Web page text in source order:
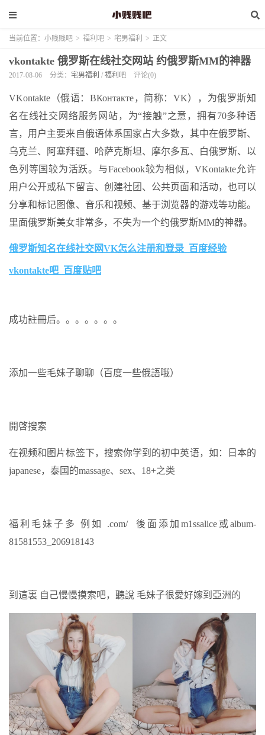
当前位置： 小贱贱吧 > 福利吧 > 宅男福利 > 正文
vkontakte 俄罗斯在线社交网站 约俄罗斯MM的神器
2017-08-06 分类： 宅男福利 / 福利吧 评论(0)
VKontakte（俄语：ВКонтакте，简称：VK），为俄罗斯知
名在线社交网络服务网站，为“接触”之意，拥有70多种语
言，用户主要来自俄语体系国家占大多数，其中在俄罗斯、
乌克兰、阿塞拜疆、哈萨克斯坦、摩尔多瓦、白俄罗斯、以
色列等国较为活跃。与Facebook较为相似，VKontakte允许
用户公开或私下留言、创建社团、公共页面和活动，也可以
分享和标记图像、音乐和视频、基于浏览器的游戏等功能。
里面俄罗斯美女非常多，不失为一个约俄罗斯MM的神器。
俄罗斯知名在线社交网VK怎么注册和登录_百度经验
vkontakte吧_百度贴吧
成功註冊后。。。。。。。
添加一些毛妹子聊聊（百度一些俄語哦）
開啓搜索
在视频和图片标签下，搜索你学到的初中英语，如：日本的
japanese，泰国的massage、sex、18+之类
福利毛妹子多 例如 .com/ 後面添加m1ssalice或album-
81581553_206918143
到這裏 自己慢慢摸索吧，聽說 毛妹子很愛好嫁到亞洲的